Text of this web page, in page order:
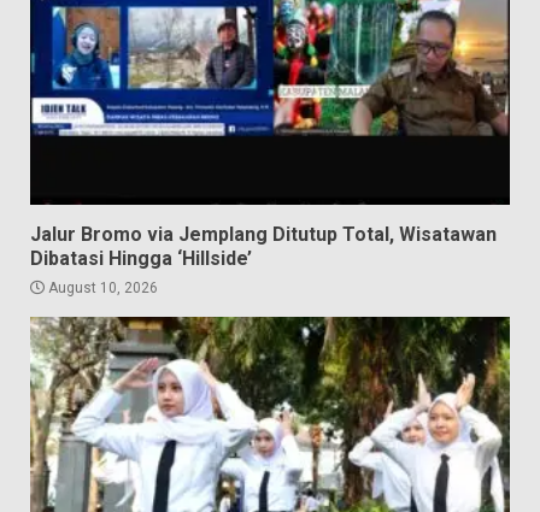
Jalur Bromo via Jemplang Ditutup Total, Wisatawan
Dibatasi Hingga ‘Hillside’
August 10, 2026